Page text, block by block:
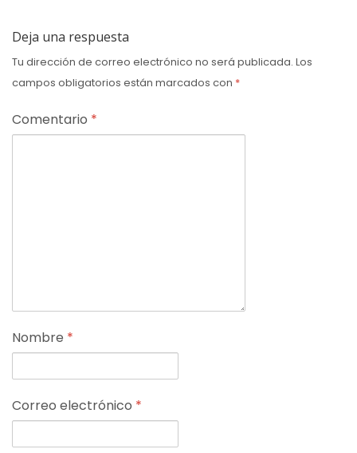
Deja una respuesta
Tu dirección de correo electrónico no será publicada. Los
campos obligatorios están marcados con *
Comentario *
Nombre *
Correo electrónico *